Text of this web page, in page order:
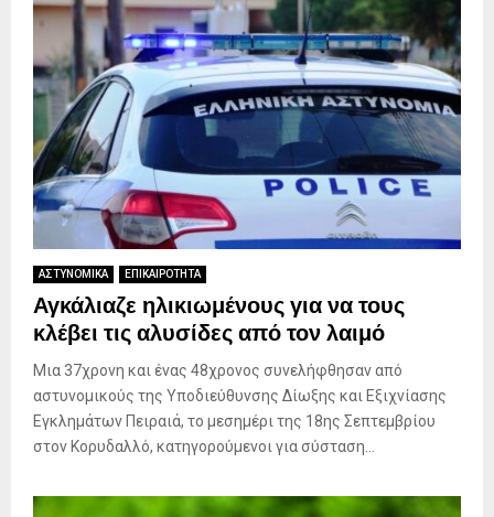
ΑΣΤΥΝΟΜΙΚΑ ΕΠΙΚΑΙΡΟΤΗΤΑ
Αγκάλιαζε ηλικιωμένους για να τους
κλέβει τις αλυσίδες από τον λαιμό
Μια 37χρονη και ένας 48χρονος συνελήφθησαν από
αστυνομικούς της Υποδιεύθυνσης Δίωξης και Εξιχνίασης
Εγκλημάτων Πειραιά, το μεσημέρι της 18ης Σεπτεμβρίου
στον Κορυδαλλό, κατηγορούμενοι για σύσταση...